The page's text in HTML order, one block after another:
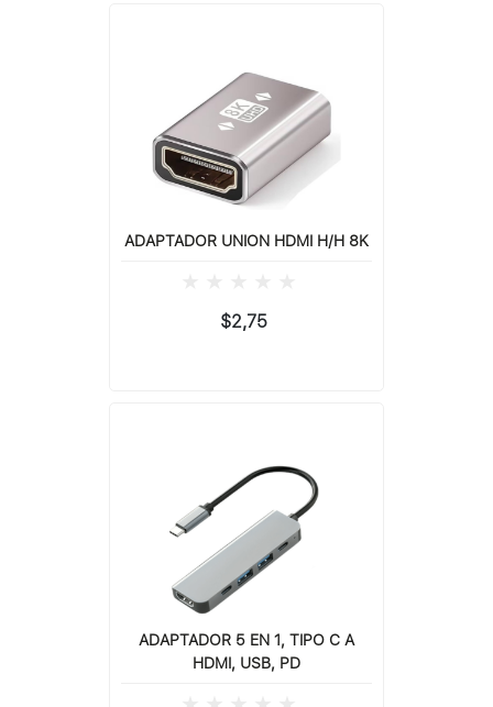
ADAPTADOR UNION HDMI H/H 8K
$2,75
ADAPTADOR 5 EN 1, TIPO C A
HDMI, USB, PD